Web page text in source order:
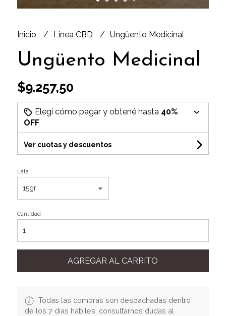
Inicio Linea CBD Ungüento Medicinal
Ungüento Medicinal
$9.257,50
Elegí cómo pagar y obtené hasta 40%
OFF
Ver cuotas y descuentos
Lata
Cantidad
AGREGAR AL CARRITO
Todas las compras son despachadas dentro
de los 7 días hábiles, consultarnos dudas al